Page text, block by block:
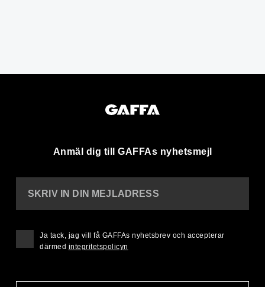
Anmäl dig till GAFFAs nyhetsmejl
SKRIV IN DIN MEJLADRESS
Ja tack, jag vill få GAFFAs nyhetsbrev och accepterar
därmed integritetspolicyn